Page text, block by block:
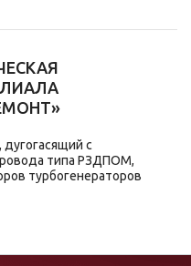
с
типа РЗДПОМ,
турбогенераторов